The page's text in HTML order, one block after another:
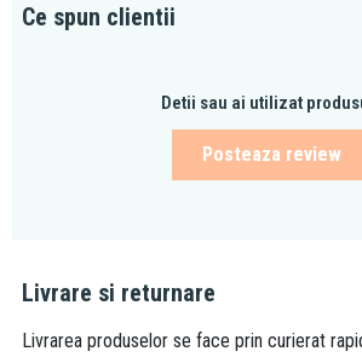
Ce spun clientii
Detii sau ai utilizat
Posteaza review
Livrare si returnare
Livrarea produselor se face prin curierat